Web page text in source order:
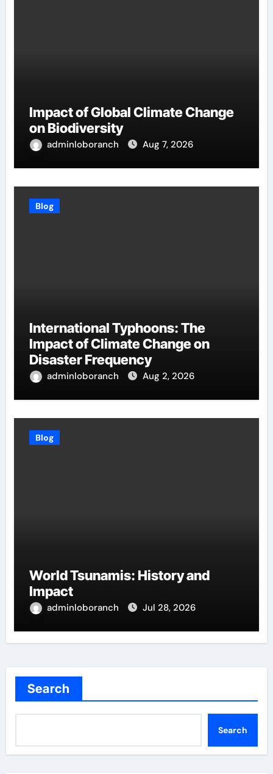
Impact of Global Climate Change
on Biodiversity
adminloboranch Aug 7, 2026
Blog
International Typhoons: The
Impact of Climate Change on
Disaster Frequency
adminloboranch Aug 2, 2026
Blog
World Tsunamis: History and
Impact
adminloboranch Jul 28, 2026
Search
Search